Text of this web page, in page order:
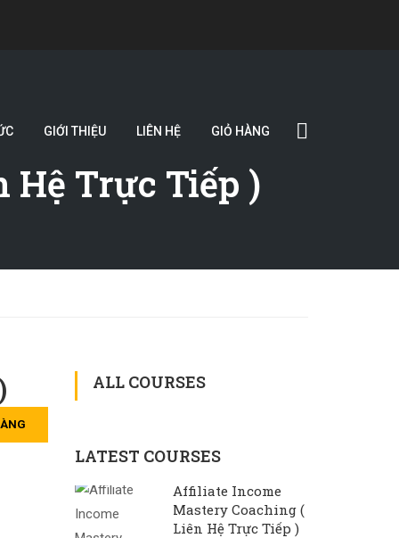
GIỚI THIỆU LIÊN HỆ GIỎ HÀNG
Hệ Trực Tiếp )
ALL COURSES
LATEST COURSES
Affiliate Income
Mastery Coaching (
Liên Hệ Trực Tiếp )